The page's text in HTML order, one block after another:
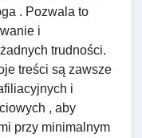
. Pozwala to
i
trudności.
treści są zawsze
i
, aby
przy minimalnym